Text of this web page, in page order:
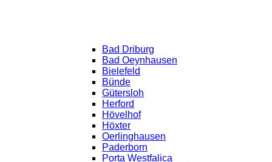
Bad Driburg
Bad Oeynhausen
Bielefeld
Bünde
Gütersloh
Herford
Hövelhof
Höxter
Oerlinghausen
Paderborn
Porta Westfalica